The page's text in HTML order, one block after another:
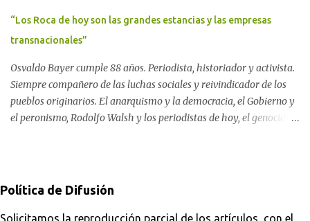
Dukal.
Carolina Aponte La Madre Tierra se escucha en las canciones del
Rock Nacional.
“Los Roca de hoy son las grandes estancias y las empresas
transnacionales”
Osvaldo Bayer cumple 88 años. Periodista, historiador y activista.
Siempre compañero de las luchas sociales y reivindicador de los
pueblos originarios. El anarquismo y la democracia, el Gobierno y
el peronismo, Rodolfo Walsh y los periodistas de hoy, el genocidio
Política de Difusión
Solicitamos la reproducción parcial de los artículos, con el